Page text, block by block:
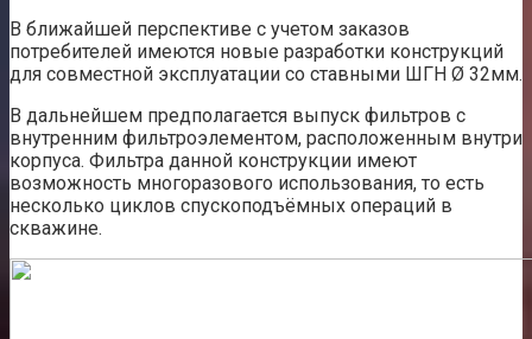
В ближайшей перспективе с учетом заказов
потребителей имеются новые разработки конструкций
для совместной эксплуатации со ставными ШГН Ø 32мм.
В дальнейшем предполагается выпуск фильтров с
внутренним фильтроэлементом, расположенным внутри
корпуса. Фильтра данной конструкции имеют
возможность многоразового использования, то есть
несколько циклов спускоподъёмных операций в
скважине.